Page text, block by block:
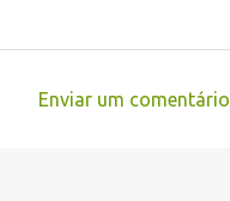
Enviar um comentário